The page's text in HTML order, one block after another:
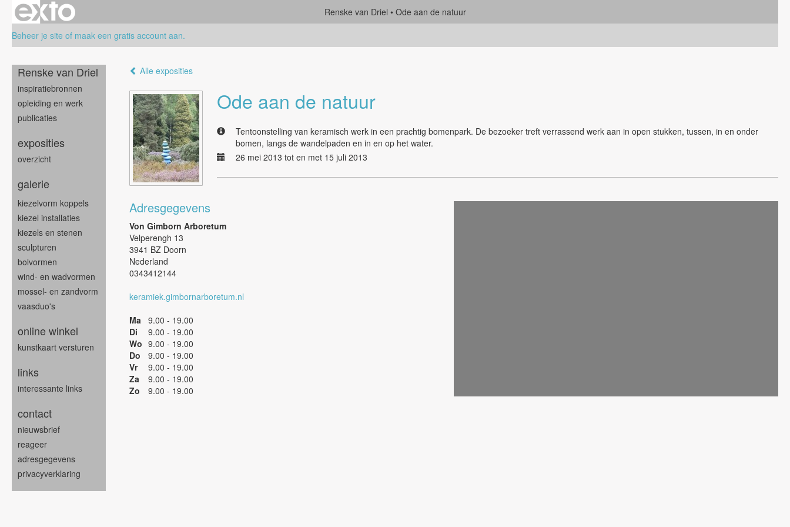
Renske van Driel
Ode aan de natuur
Beheer je site of maak een gratis account aan.
Alle exposities
Ode aan de natuur
Tentoonstelling van keramisch werk in een prachtig bomenpark. De bezoeker treft verrassend werk aan in open stukken, tussen, in en onder
bomen, langs de wandelpaden en in en op het water.
26 mei 2013 tot en met 15 juli 2013
Adresgegevens
Von Gimborn Arboretum
Velperengh 13
3941 BZ Doorn
Nederland
0343412144
keramiek.gimbornarboretum.nl
Ma 9.00 - 19.00
Di
9.00 - 19.00
Wo 9.00 - 19.00
Do
9.00 - 19.00
Vr
9.00 - 19.00
Za
9.00 - 19.00
Zo
9.00 - 19.00
Renske van Driel
inspiratiebronnen
opleiding en werk
publicaties
exposities
overzicht
galerie
kiezelvorm koppels
kiezel installaties
kiezels en stenen
sculpturen
bolvormen
wind- en wadvormen
mossel- en zandvorm
vaasduo's
online winkel
kunstkaart versturen
links
interessante links
contact
nieuwsbrief
reageer
adresgegevens
privacyverklaring